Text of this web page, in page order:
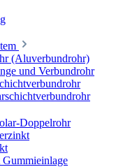
(Aluverbundrohr)
und Verbundrohr
Doppelrohr